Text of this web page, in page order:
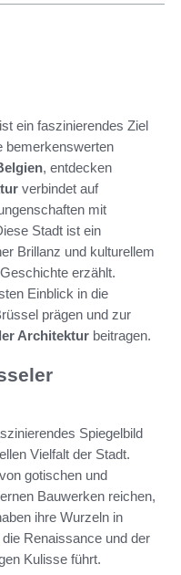
ein faszinierendes Ziel
bemerkenswerten
, entdecken
verbindet auf
mit
Stadt ist ein
Brillanz und kulturellem
erzählt.
Einblick in die
prägen und zur
Architektur beitragen.
Spiegelbild
Vielfalt der Stadt.
gotischen und
Bauwerken reichen,
ihre Wurzeln in
Renaissance und der
Kulisse führt.